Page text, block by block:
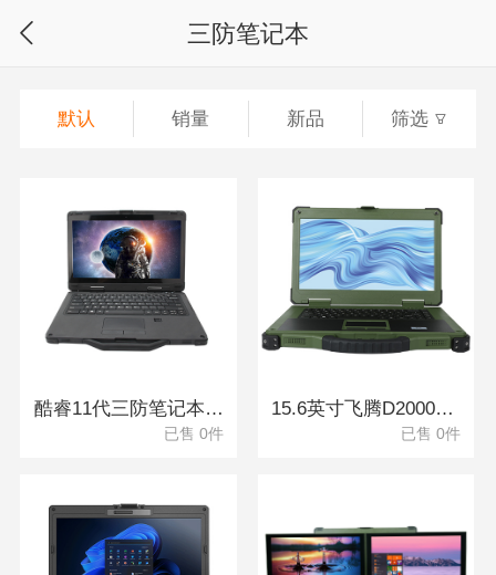
三防笔记本
默认 销量 新品 筛选
酷睿11代三防笔记本 DTN-S1311EB
已售 0件
15.6英寸飞腾D2000加固笔记本 DTN-S15D8TG
已售 0件